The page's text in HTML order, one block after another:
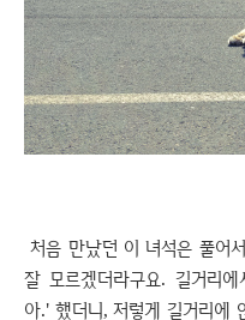
처음 만났던 이 녀석은 풀어
잘 모르겠더라구요. 길거리
아.' 했더니, 저렇게 길거리에